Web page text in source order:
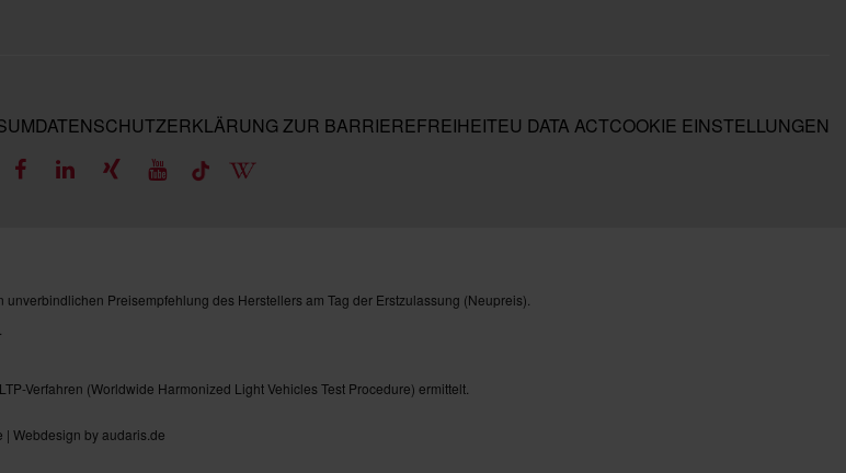
DATENSCHUTZERKLÄRUNG ZUR BARRIEREFREIHEITEU DATA ACTCOOKIE EINSTELLUNGEN
Preisempfehlung des Herstellers am Tag der Erstzulassung (Neupreis).
Verfahren (Worldwide Harmonized Light Vehicles Test Procedure) ermittelt.
| Webdesign by audaris.de